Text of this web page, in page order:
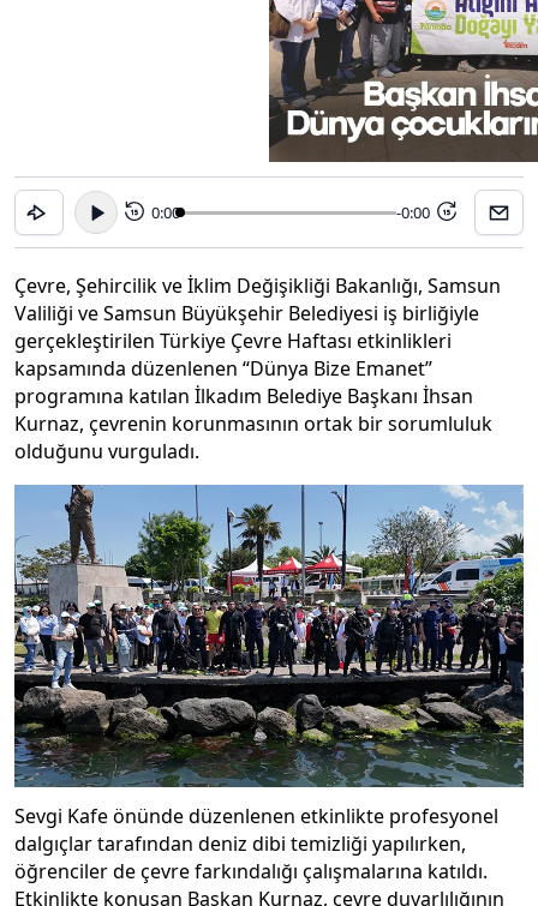
15 0:00 -0:00 15
Çevre, Şehircilik ve İklim Değişikliği Bakanlığı, Samsun
Valiliği ve Samsun Büyükşehir Belediyesi iş birliğiyle
gerçekleştirilen Türkiye Çevre Haftası etkinlikleri
kapsamında düzenlenen “Dünya Bize Emanet”
programına katılan İlkadım Belediye Başkanı İhsan
Kurnaz, çevrenin korunmasının ortak bir sorumluluk
olduğunu vurguladı.
Sevgi Kafe önünde düzenlenen etkinlikte profesyonel
dalgıçlar tarafından deniz dibi temizliği yapılırken,
öğrenciler de çevre farkındalığı çalışmalarına katıldı.
Etkinlikte konuşan Başkan Kurnaz, çevre duyarlılığının